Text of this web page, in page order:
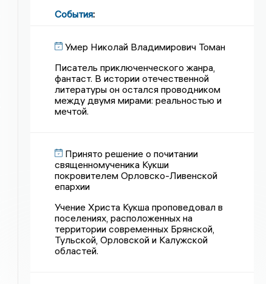
События:
Умер Николай Владимирович Томан
Писатель приключенческого жанра,
фантаст. В истории отечественной
литературы он остался проводником
между двумя мирами: реальностью и
мечтой.
Принято решение о почитании
священномученика Кукши
покровителем Орловско-Ливенской
епархии
Учение Христа Кукша проповедовал в
поселениях, расположенных на
территории современных Брянской,
Тульской, Орловской и Калужской
областей.